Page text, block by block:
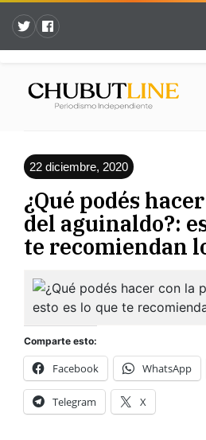
22 diciembre, 2020
¿Qué podés
del aguinaldo?:
te recomiendan
Comparte esto:
Facebook WhatsApp
Telegram X